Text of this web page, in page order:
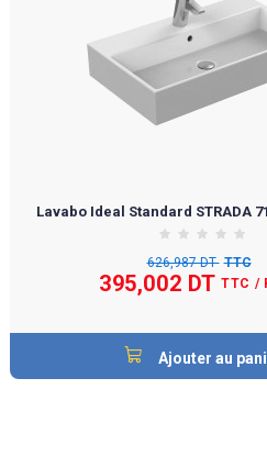
Lavabo Ideal Standard STRADA
626,987 DT TTC
395,002 DT TTC /
Ajouter au